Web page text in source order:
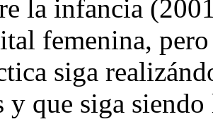
la infancia
femenina,
siga
y que siga